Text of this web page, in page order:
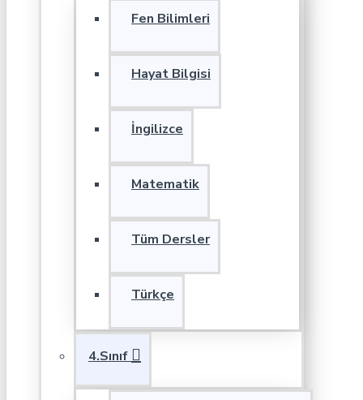
Fen Bilimleri
Hayat Bilgisi
İngilizce
Matematik
Tüm Dersler
Türkçe
4.Sınıf